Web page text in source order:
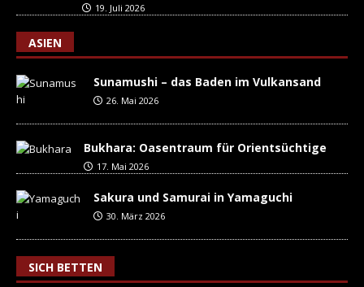
19. Juli 2026
ASIEN
Sunamushi – das Baden im Vulkansand
26. Mai 2026
Bukhara: Oasentraum für Orientsüchtige
17. Mai 2026
Sakura und Samurai in Yamaguchi
30. März 2026
SICH BETTEN